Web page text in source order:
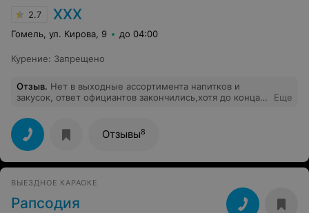
2.7 ХХХ
Гомель, ул. Кирова, 9 до 04:00
Курение: Запрещено
Отзыв. Нет в выходные ассортимента напитков и
закусок, ответ официантов закончились,хотя до конца
клиентов не решается.
Еще
Отзывы8
ВЫЕЗДНОЕ КАРАОКЕ
Рапсодия